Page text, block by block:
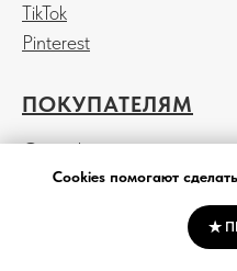
Cookies помогают
TikTok
Pinterest
ПОКУПАТЕЛЯМ
Сертификат